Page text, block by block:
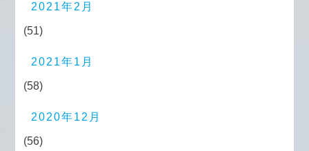
2021年2月
(51)
2021年1月
(58)
2020年12月
(56)